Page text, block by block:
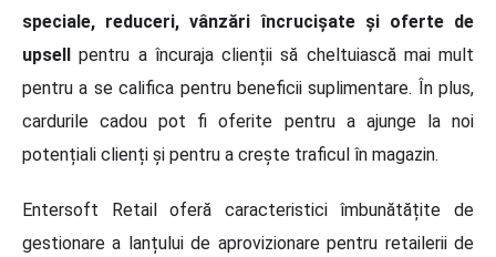
speciale, reduceri, vânzări încrucișate și oferte de
upsell pentru a încuraja clienții să cheltuiască mai mult
pentru a se califica pentru beneficii suplimentare. În plus,
cardurile cadou pot fi oferite pentru a ajunge la noi
potențiali clienți și pentru a crește traficul în magazin.
Entersoft Retail oferă caracteristici îmbunătățite de
gestionare a lanțului de aprovizionare pentru retailerii de